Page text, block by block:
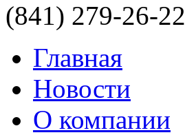
(841) 279-26-22
Главная
Новости
О компании